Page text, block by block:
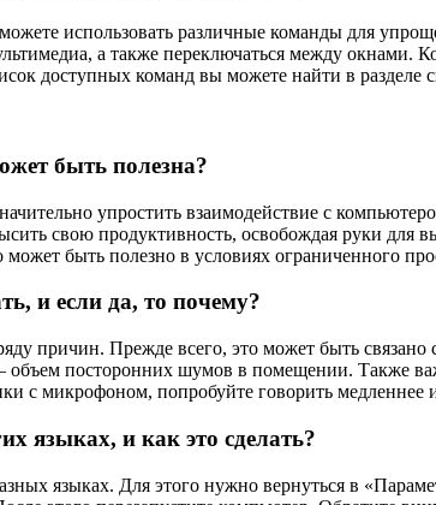
использовать различные команды для
а также переключаться между окнами.
доступных команд вы можете найти в разделе
быть полезна?
упростить взаимодействие с
свою продуктивность, освобождая руки для
быть полезно в условиях ограниченного
и если да, то почему?
причин. Прежде всего, это может быть
посторонних шумов в помещении. Также
с микрофоном, попробуйте говорить медленнее
языках, и как это сделать?
языках. Для этого нужно вернуться в